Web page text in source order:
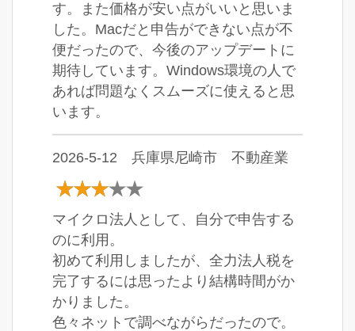
す。また価格が安い点がいいと思いま
した。Macだと申告ができない点が不
便だったので、今後のアップデートに
期待しています。Windows環境の人で
あれば問題なくスムーズに使えると思
います。
2026-5-12 兵庫県尼崎市 不動産業
マイクロ法人として、自分で申告する
のに利用。
初めて利用しましたが、全力法人税を
完了するには思ったより結構時間がか
かりました。
色々ネットで調べながらだったので。